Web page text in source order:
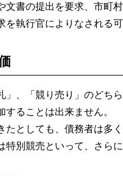
文書の提出を要求、市町
を執行官によりなされる可
」、「競り売り」のど
することは出来ません
たとしても、債務者は
特別競売といって、さら